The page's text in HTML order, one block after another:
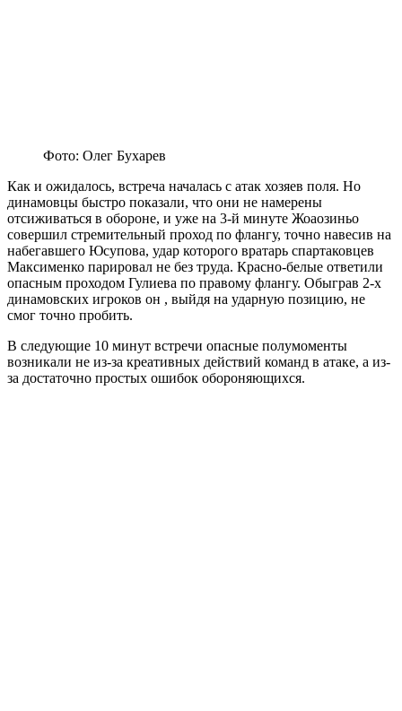
Фото: Олег Бухарев
Как и ожидалось, встреча началась с атак хозяев поля. Но
динамовцы быстро показали, что они не намерены
отсиживаться в обороне, и уже на 3-й минуте Жоаозиньо
совершил стремительный проход по флангу, точно навесив на
набегавшего Юсупова, удар которого вратарь спартаковцев
Максименко парировал не без труда. Красно-белые ответили
опасным проходом Гулиева по правому флангу. Обыграв 2-х
динамовских игроков он , выйдя на ударную позицию, не
смог точно пробить.
В следующие 10 минут встречи опасные полумоменты
возникали не из-за креативных действий команд в атаке, а из-
за достаточно простых ошибок обороняющихся.